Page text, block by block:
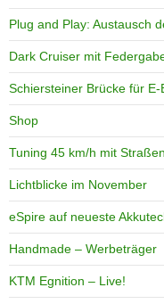
Plug and Play: Austausch
Dark Cruiser mit
Schiersteiner Brücke für
Shop
Tuning 45 km/h mit
Lichtblicke im November
eSpire auf neueste
Handmade – Werbeträger
KTM Egnition – Live!